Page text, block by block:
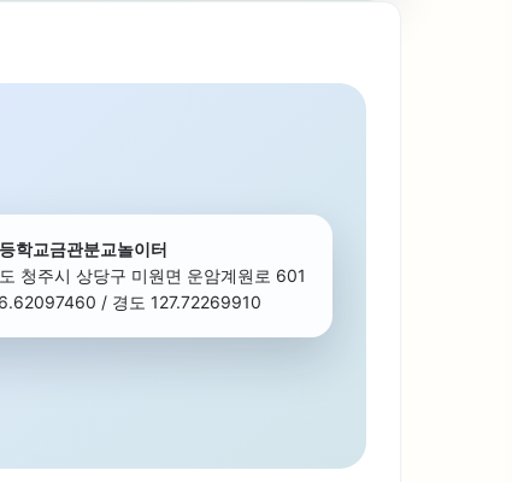
학교금관분교놀이터
청주시 상당구 미원면 운암계원로 601
/ 경도 127.72269910